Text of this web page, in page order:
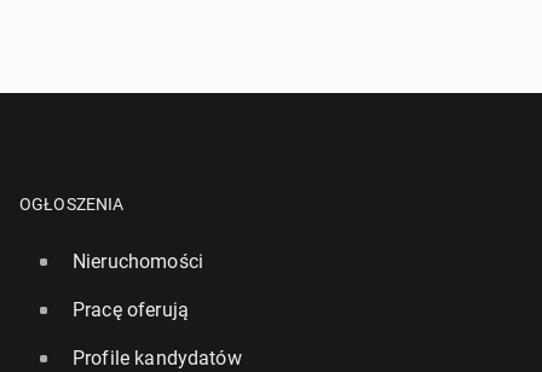
OGŁOSZENIA
Nieruchomości
Pracę oferują
Profile kandydatów